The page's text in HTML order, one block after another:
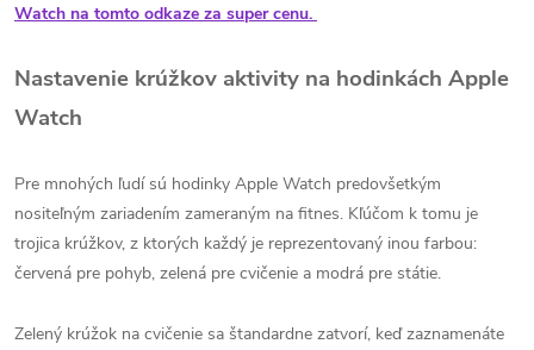
Watch na tomto odkaze za super cenu.
Nastavenie krúžkov aktivity na hodinkách Apple
Watch
Pre mnohých ľudí sú hodinky Apple Watch predovšetkým
nositeľným zariadením zameraným na fitnes. Kľúčom k tomu je
trojica krúžkov, z ktorých každý je reprezentovaný inou farbou:
červená pre pohyb, zelená pre cvičenie a modrá pre státie.
Zelený krúžok na cvičenie sa štandardne zatvorí, keď zaznamenáte